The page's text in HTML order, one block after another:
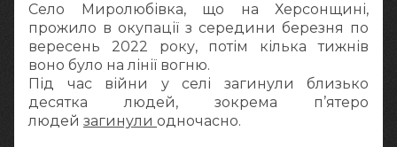
Село Миролюбівка, що на Херсонщині,
прожило в окупації з середини березня по
вересень 2022 року, потім кілька тижнів
воно було на лінії вогню.
Під час війни у селі загинули близько
десятка людей, зокрема п’ятеро
людей загинули одночасно.